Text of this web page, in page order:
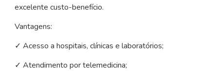
excelente custo-benefício.
Vantagens:
✓ Acesso a hospitais, clínicas e laboratórios;
✓ Atendimento por telemedicina;